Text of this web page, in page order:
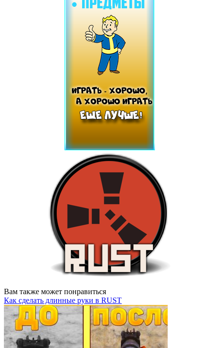
Вам также может понравиться
Как сделать длинные руки в RUST